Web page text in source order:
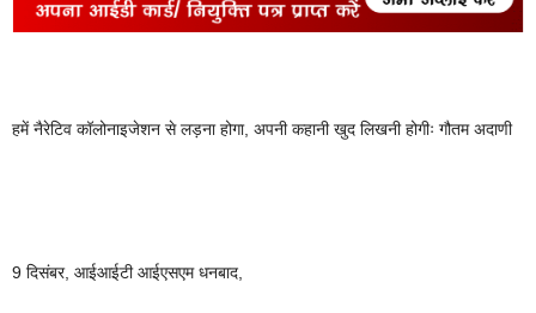
हमें नैरेटिव कॉलोनाइजेशन से लड़ना होगा, अपनी कहानी खुद लिखनी होगीः गौतम अदाणी
9 दिसंबर, आईआईटी आईएसएम धनबाद,